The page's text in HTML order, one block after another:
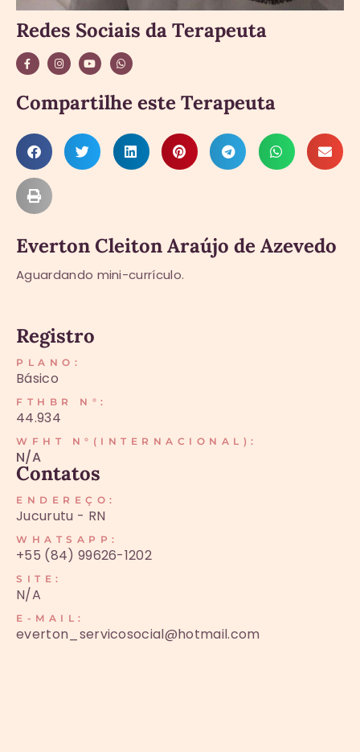
Redes Sociais da Terapeuta
Compartilhe este Terapeuta
Everton Cleiton Araújo de Azevedo
Aguardando mini-currículo.
Registro
PLANO:
Básico
FTHBR N°:
44.934
WFHT N°(INTERNACIONAL):
N/A
Contatos
ENDEREÇO:
Jucurutu - RN
WHATSAPP:
+55 (84) 99626-1202
SITE:
N/A
E-MAIL:
everton_servicosocial@hotmail.com